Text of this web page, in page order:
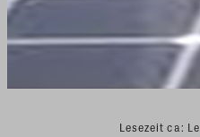
Lesezeit ca: